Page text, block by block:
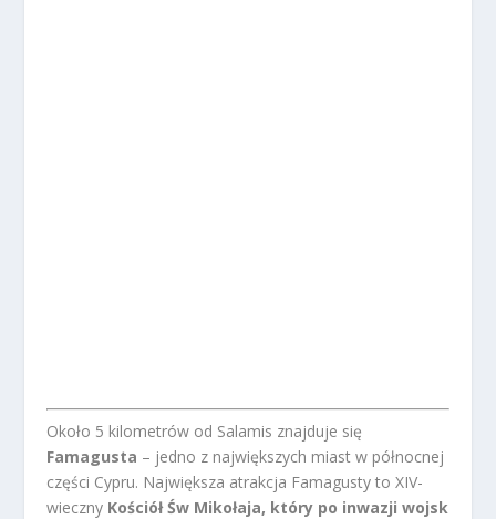
Około 5 kilometrów od Salamis znajduje się
Famagusta – jedno z największych miast w północnej
części Cypru. Największa atrakcja Famagusty to XIV-
wieczny Kościół Św Mikołaja, który po inwazji wojsk